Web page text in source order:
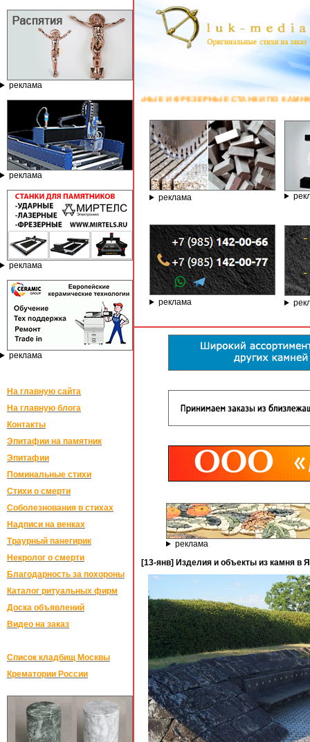
реклама
реклама
реклама
реклама
На главную сайта
На главную блога
Контакты
Эпитафии на памятник
Эпитафии
Поминальные стихи
Стихи о смерти
Соболезнования в стихах
Надписи на венках
Траурный панегирик
Некролог о смерти
Благодарность за похороны
Каталог ритуальных фирм
Доска объявлений
Видео на заказ
Список кладбищ Москвы
Крематории России
И ФРЕЗЕРНЫЕ СТАНКИ ПО КАМНЮ ОТ КОМПАНИИ
реклама
реклама
реклама
[13-янв] Изделия и объекты из камня в